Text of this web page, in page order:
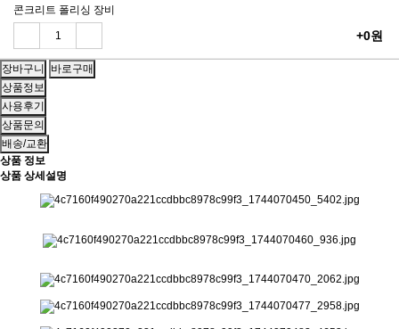
콘크리트 폴리싱 장비
+0원
상품정보
사용후기
상품문의
배송/교환
상품 정보
상품 상세설명